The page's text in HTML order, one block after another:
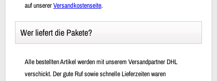
auf unsererVersandkostenseite.
Wer liefert die Pakete?
Alle bestellten Artikel werden mit unserem Versandpartner DHL
verschickt. Der gute Ruf sowie schnelle Lieferzeiten waren